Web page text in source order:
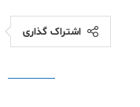
اشتراک گذاری